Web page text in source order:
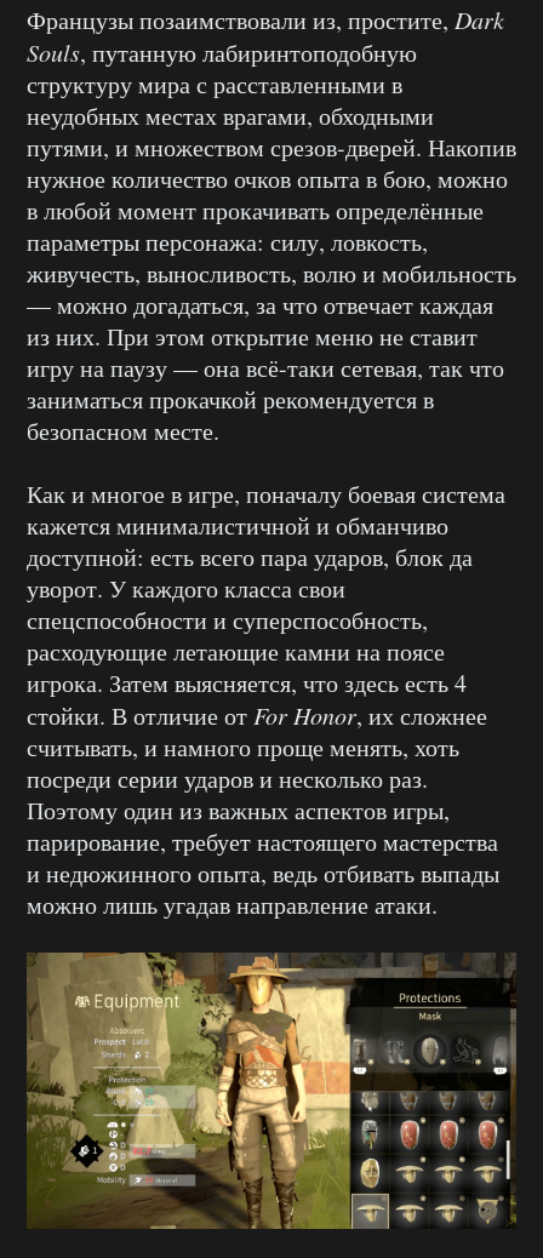
Французы позаимствовали из, простите, Dark
Souls, путанную лабиринтоподобную
структуру мира с расставленными в
неудобных местах врагами, обходными
путями, и множеством срезов-дверей. Накопив
нужное количество очков опыта в бою, можно
в любой момент прокачивать определённые
параметры персонажа: силу, ловкость,
живучесть, выносливость, волю и мобильность
— можно догадаться, за что отвечает каждая
из них. При этом открытие меню не ставит
игру на паузу — она всё-таки сетевая, так что
заниматься прокачкой рекомендуется в
безопасном месте.
Как и многое в игре, поначалу боевая система
кажется минималистичной и обманчиво
доступной: есть всего пара ударов, блок да
уворот. У каждого класса свои
спецспособности и суперспособность,
расходующие летающие камни на поясе
игрока. Затем выясняется, что здесь есть 4
стойки. В отличие отFor Honor, их сложнее
считывать, и намного проще менять, хоть
посреди серии ударов и несколько раз.
Поэтому один из важных аспектов игры,
парирование, требует настоящего мастерства
и недюжинного опыта, ведь отбивать выпады
можно лишь угадав направление атаки.